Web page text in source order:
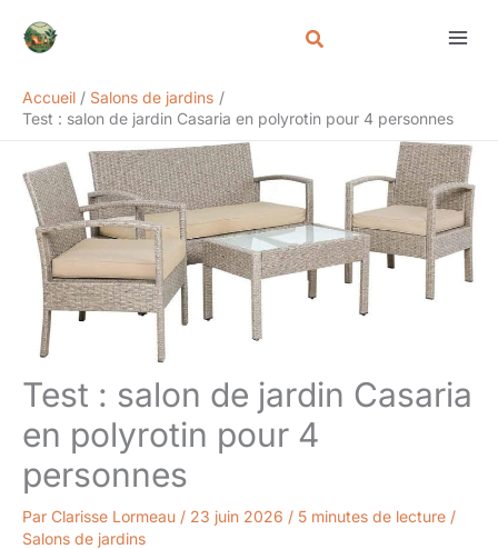
Accueil
Salons de jardins
Test : salon de jardin Casaria en polyrotin pour 4 personnes
Test : salon de jardin Casaria
en polyrotin pour 4
personnes
Par Clarisse Lormeau / 23 juin 2026 / 5 minutes de lecture /
Salons de jardins